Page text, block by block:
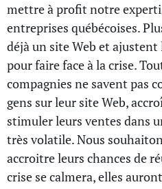
mettre à profit notre
entreprises québécoises.
déjà un site Web et ajustent
pour faire face à la crise.
compagnies ne savent pas
gens sur leur site Web,
stimuler leurs ventes dans
très volatile. Nous
accroitre leurs chances de
crise se calmera, elles